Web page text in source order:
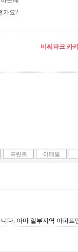
가요?
비씨파크 카
프린트 이메일
다. 아마 일부지역 아파